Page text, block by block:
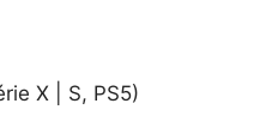
X | S, PS5)